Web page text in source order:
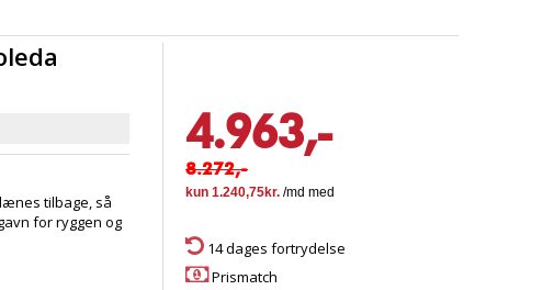
tilbage, så
for ryggen og
4.963,-
8.272,-
14 dages fortrydelse
Prismatch